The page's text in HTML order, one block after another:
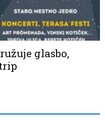
glasbo,